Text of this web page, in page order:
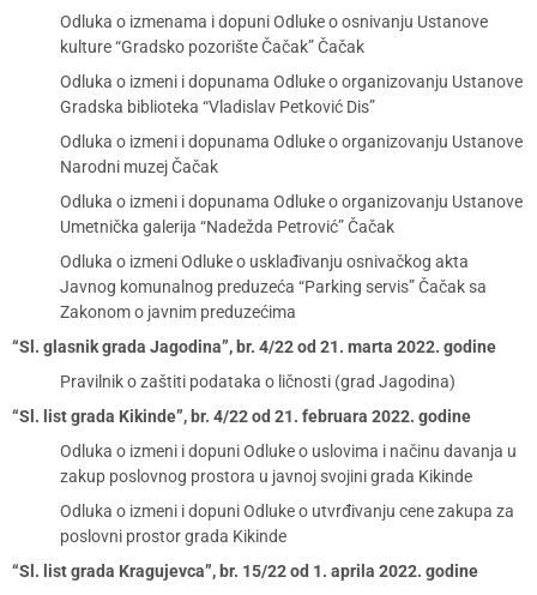
Odluka o izmenama i dopuni Odluke o osnivanju Ustanove
kulture “Gradsko pozorište Čačak” Čačak
Odluka o izmeni i dopunama Odluke o organizovanju Ustanove
Gradska biblioteka “Vladislav Petković Dis”
Odluka o izmeni i dopunama Odluke o organizovanju Ustanove
Narodni muzej Čačak
Odluka o izmeni i dopunama Odluke o organizovanju Ustanove
Umetnička galerija “Nadežda Petrović” Čačak
Odluka o izmeni Odluke o usklađivanju osnivačkog akta
Javnog komunalnog preduzeća “Parking servis” Čačak sa
Zakonom o javnim preduzećima
“Sl. glasnik grada Jagodina”, br. 4/22 od 21. marta 2022. godine
Pravilnik o zaštiti podataka o ličnosti (grad Jagodina)
“Sl. list grada Kikinde”, br. 4/22 od 21. februara 2022. godine
Odluka o izmeni i dopuni Odluke o uslovima i načinu davanja u
zakup poslovnog prostora u javnoj svojini grada Kikinde
Odluka o izmeni i dopuni Odluke o utvrđivanju cene zakupa za
poslovni prostor grada Kikinde
“Sl. list grada Kragujevca”, br. 15/22 od 1. aprila 2022. godine